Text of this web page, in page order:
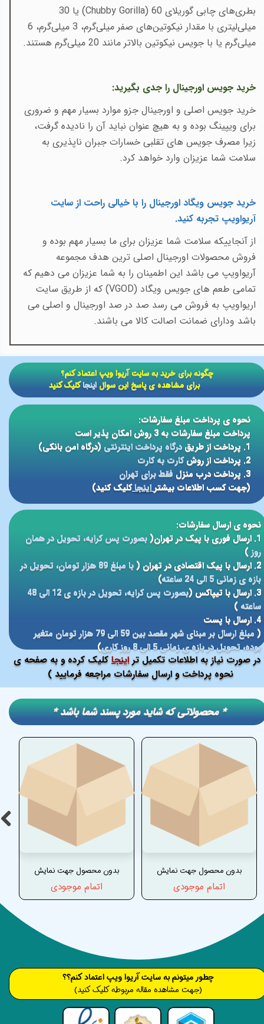
بطری‌های چابی گوریلای(Chubby Gorilla) 60
یا 30
میلی‌لیتری با مقدار نیکوتین‌های صفر میلی‌گرم، 3 میلی‌گرم، 6
میلی‌گرم یا با جویس نیکوتین بالاتر مانند 20 میلی‌گرم هستند
.
خرید جویس اورجینال را جدی بگیرید:
خرید جویس اصلی و اورجینال جزو موارد بسیار مهم و ضروری
برای ویپینگ بوده و به هیچ عنوان نباید آن را نادیده گرفت،
زیرا مصرف جویس های تقلبی خسارات جبران ناپذیری به
سلامت شما عزیزان وارد خواهد کرد.
خرید جویس ویگاد اورجینال را با خیالی راحت از سایت
آریواویپ تجربه کنید.
از آنجاییکه سلامت شما عزیزان برای ما بسیار مهم بوده و
فروش محصولات اورجینال اصلی ترین هدف مجموعه
آریواویپ می باشد این اطمینان را به شما عزیزان می دهیم که
تمامی طعم های جویس ویگاد (VGOD) که از طریق سایت
اریواویپ به فروش می رسد صد در صد اورجینال و اصلی می
باشد ودارای ضمانت اصالت کالا می باشند.
صورت نیاز به اطلاعات تکمیل تراینجا کلیک کرده و به صفحه ی
نحوه پرداخت و ارسال سفارشات مراجعه فرمایید )
نحوه ی پرداخت مبلغ سفارشات:
پرداخت مبلغ سفارشات به 3 روش امکان پذیر است
1. پرداخت از طریق
درگاه پرداخت اینترنتی(درگاه امن بانکی)
2. پرداخت از روش
کارت به کارت
3. پرداخت درب منزل
فقط برای تهران
(جهت کسب اطلاعات بیشتر اینجاکلیک کنید)
نحوه ی ارسال سفارشات:
1. ارسال فوری با پیک در تهران(
بصورت پس کرایه، تحویل در همان
روز)
2. ارسال با پیک اقتصادی در تهران (
با مبلغ 89 هزار تومان، تحویل در
بازه ی زمانی 5 الی 24 ساعته
)
3. ارسال با تیپاکس (
بصورت پس کرایه، تحویل در بازه ی 12 الی 48
ساعته )
4. ارسال با پست
(
مبلغ ارسال بر مبنای شهر مقصد بین 59 الی 79 هزار تومان متغیر
بوده، تحویل در بازه ی زمانی 5 الی 8 روز کاری
)
​​چگونه برای خرید به سایت آریوا ویپ اعتماد کنم؟
برای مشاهده ی پاسخ این سوالاینجاکلیک کنید
بدون محصول جهت نمایش
اتمام موجودی
بدون محصول جهت نمایش
اتمام موجودی
​​* محصولاتی که شاید مورد پسند شما باشد *
​​​چطور میتونم به سایت آریوا ویپ اعتماد کنم؟؟
(جهت مشاهده مقاله مربوطه کلیک کنید)